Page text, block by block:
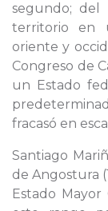
segundo; del
territorio en
oriente y
Congreso de
un Estado
fracasó en
Santiago
de Angostura
Estado